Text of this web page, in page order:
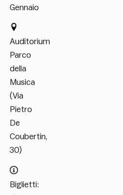
Gennaio
Auditorium
Parco
della
Musica
(Via
Pietro
De
Coubertin,
30)
Biglietti: